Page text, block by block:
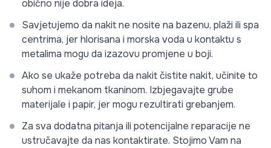
obično nije dobra ideja.
Savjetujemo da nakit ne nosite na bazenu, plaži ili spa
centrima, jer hlorisana i morska voda u kontaktu s
metalima mogu da izazovu promjene u boji.
Ako se ukaže potreba da nakit čistite nakit, učinite to
suhom i mekanom tkaninom. Izbjegavajte grube
materijale i papir, jer mogu rezultirati grebanjem.
Za sva dodatna pitanja ili potencijalne reparacije ne
ustručavajte da nas kontaktirate. Stojimo Vam na